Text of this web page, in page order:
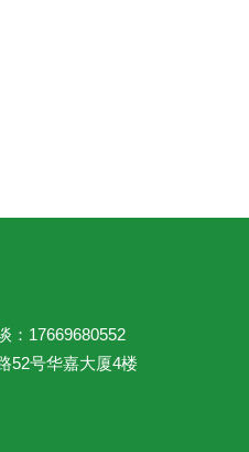
：17669680552
52号华嘉大厦4楼